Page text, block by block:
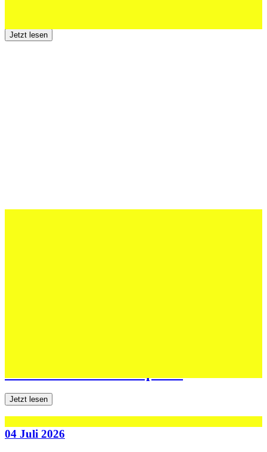
Jetzt lesen
Jetzt lesen
04 Juli 2026